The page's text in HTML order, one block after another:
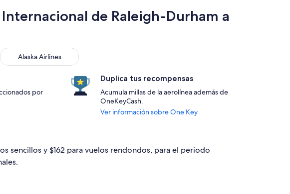
de Raleigh-Durham a
Alaska Airlines
Alaska Airlines
por
Duplica tus recompensas
Acumula millas de la aerolínea además de
OneKeyCash.
Ver información sobre One Key
sencillos y $162 para vuelos rendondos, para el periodo